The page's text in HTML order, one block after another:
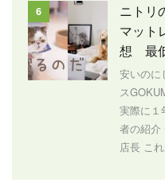
6
ニトリ
マット
想 最
安いのに
ス
実際に１
者の紹介
店長 こ